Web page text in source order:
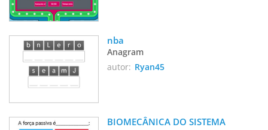
nba
Anagram
autor: Ryan45
BIOMECÂNICA DO SISTEMA